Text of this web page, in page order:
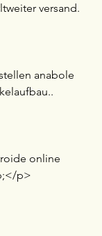
versand.
anabole
p>